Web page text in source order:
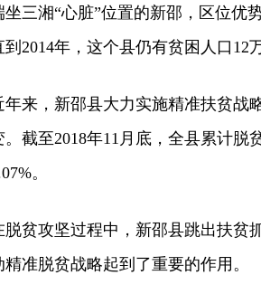
湘“心脏”位置的新邵，区位优
到2014年，这个县仍有贫困人口12
，新邵县大力实施精准扶贫战
截至2018年11月底，全县累计脱
。
攻坚过程中，新邵县跳出扶贫
精准脱贫战略起到了重要的作用。